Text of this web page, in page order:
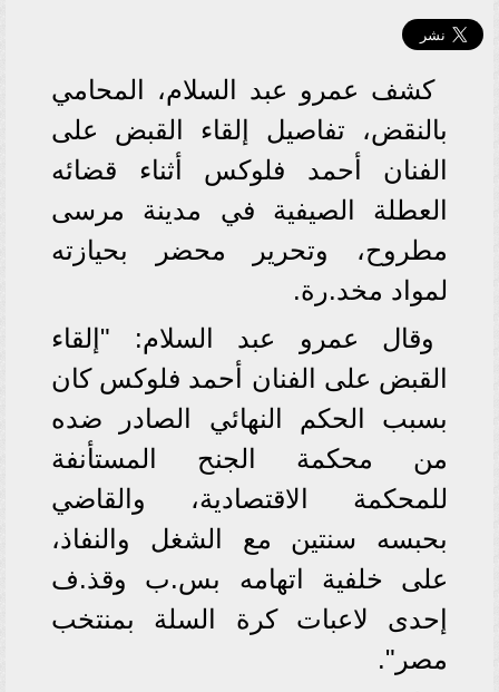
كشف عمرو عبد السلام، المحامي
بالنقض، تفاصيل إلقاء القبض على
الفنان أحمد فلوكس أثناء قضائه
العطلة الصيفية في مدينة مرسى
مطروح، وتحرير محضر بحيازته
لمواد مخد.رة.
وقال عمرو عبد السلام: "إلقاء
القبض على الفنان أحمد فلوكس كان
بسبب الحكم النهائي الصادر ضده
من محكمة الجنح المستأنفة
للمحكمة الاقتصادية، والقاضي
بحبسه سنتين مع الشغل والنفاذ،
على خلفية اتهامه بس.ب وقذ.ف
إحدى لاعبات كرة السلة بمنتخب
مصر".